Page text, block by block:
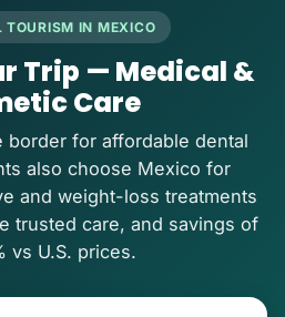
TOURISM IN MEXICO
Trip — Medical &
Care
border for affordable dental
also choose Mexico for
and weight-loss treatments
trusted care, and savings of
vs U.S. prices.